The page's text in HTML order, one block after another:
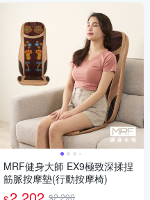
MRF健身大師 EX9極致深揉捏
筋脈按摩墊(行動按摩椅)
$2,290